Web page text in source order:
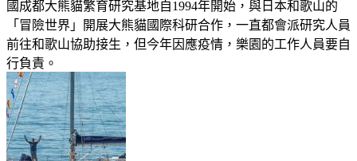
國成都大熊貓繁育研究基地自1994年開始，與日本和歌山的
「冒險世界」開展大熊貓國際科研合作，一直都會派研究人員
前往和歌山協助接生，但今年因應疫情，樂園的工作人員要自
行負責。